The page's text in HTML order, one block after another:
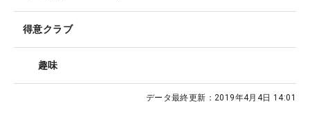
得意クラブ
趣味
データ最終更新： 2019年4月4日 14:01